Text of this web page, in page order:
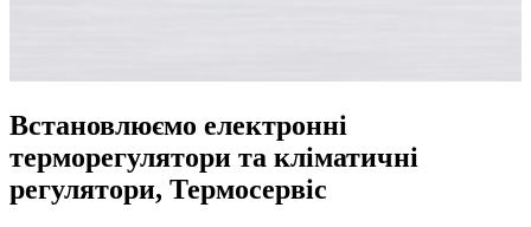
Встановлюємо електронні
терморегулятори та кліматичні
регулятори, Термосервіс